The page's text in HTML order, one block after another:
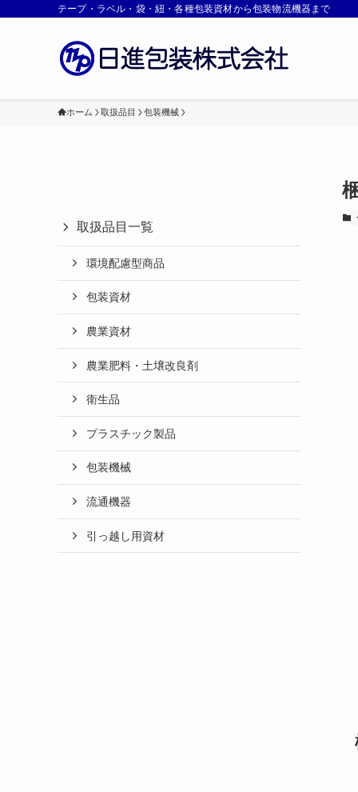
テープ・ラベル・袋・紐・各種包装資材から包装物流機器まで
ホーム 取扱品目 包装機械
取扱品目一覧
環境配慮型商品
包装資材
農業資材
農業肥料・土壌改良剤
衛生品
プラスチック製品
包装機械
流通機器
引っ越し用資材